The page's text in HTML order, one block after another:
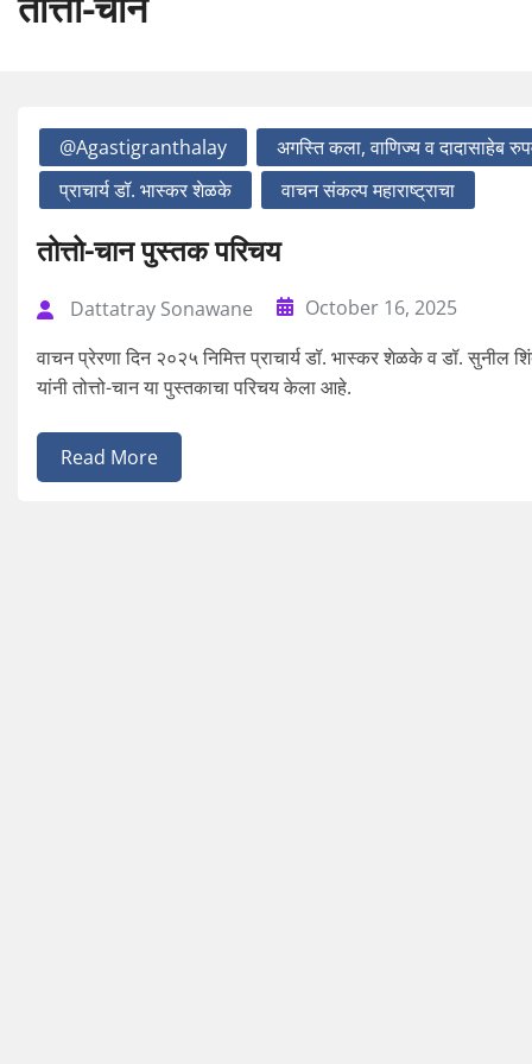
@agastigranthalay
अगस्ति कला, वाणिज्य व दादासाहेब
प्राचार्य डॉ. भास्कर शेळके
वाचन संकल्प महाराष्ट्राचा
तोत्तो-चान पुस्तक परिचय
Dattatray Sonawane
October 16, 2025
वाचन प्रेरणा दिन २०२५ निमित्त प्राचार्य डॉ. भास्कर शेळके व डॉ. सुनील
यांनी तोत्तो-चान या पुस्तकाचा परिचय केला आहे.
Read More